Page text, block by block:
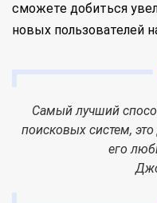
сможете добиться
новых пользователей
Самый лучший
поисковых систем,
его